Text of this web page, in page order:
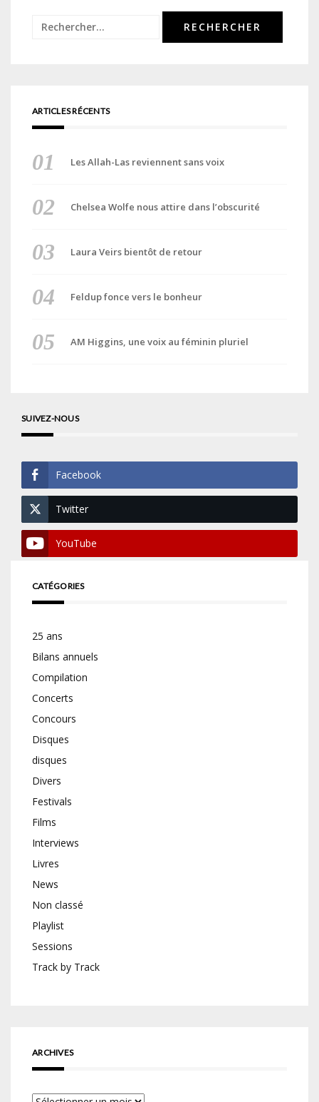
Rechercher :
ARTICLES RÉCENTS
Les Allah-Las reviennent sans voix
Chelsea Wolfe nous attire dans l’obscurité
Laura Veirs bientôt de retour
Feldup fonce vers le bonheur
AM Higgins, une voix au féminin pluriel
SUIVEZ-NOUS
Facebook
Twitter
YouTube
CATÉGORIES
25 ans
Bilans annuels
Compilation
Concerts
Concours
Disques
disques
Divers
Festivals
Films
Interviews
Livres
News
Non classé
Playlist
Sessions
Track by Track
ARCHIVES